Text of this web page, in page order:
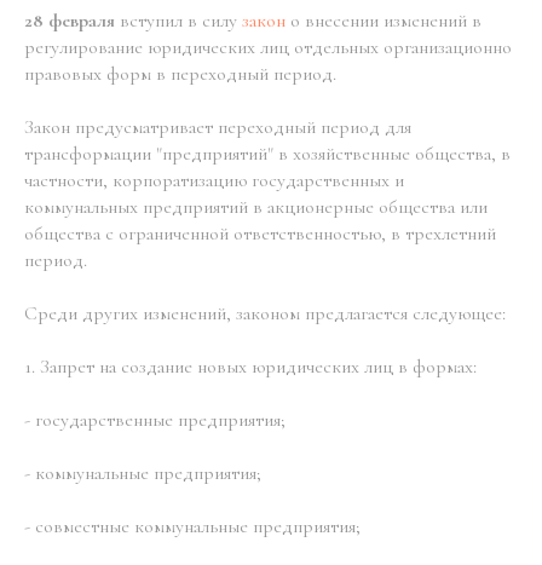
28 февраля вступил в силу закон о внесении изменений в
регулирование юридических лиц отдельных организационно
правовых форм в переходный период.
Закон предусматривает переходный период для
трансформации "предприятий" в хозяйственные общества, в
частности, корпоратизацию государственных и
коммунальных предприятий в акционерные общества или
общества с ограниченной ответственностью, в трехлетний
период.
Среди других изменений, законом предлагается следующее:
1. Запрет на создание новых юридических лиц в формах:
- государственные предприятия;
- коммунальные предприятия;
- совместные коммунальные предприятия;